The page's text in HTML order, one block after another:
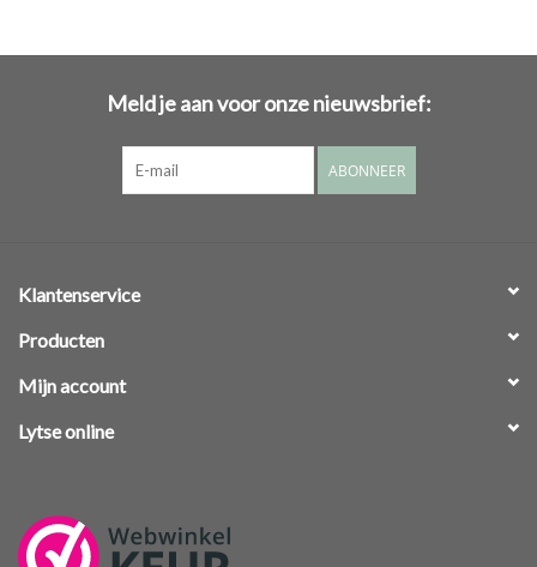
Meld je aan voor onze nieuwsbrief:
ABONNEER
Klantenservice
Producten
Mijn account
Lytse online